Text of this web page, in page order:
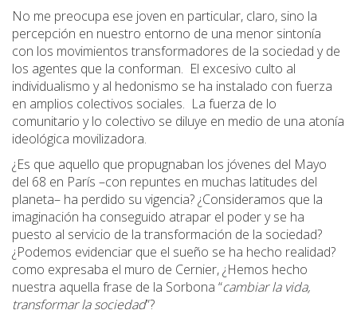
No me preocupa ese joven en particular, claro, sino la
percepción en nuestro entorno de una menor sintonía
con los movimientos transformadores de la sociedad y de
los agentes que la conforman. El excesivo culto al
individualismo y al hedonismo se ha instalado con fuerza
en amplios colectivos sociales. La fuerza de lo
comunitario y lo colectivo se diluye en medio de una atonía
ideológica movilizadora.
¿Es que aquello que propugnaban los jóvenes del Mayo
del 68 en París –con repuntes en muchas latitudes del
planeta– ha perdido su vigencia? ¿Consideramos que la
imaginación ha conseguido atrapar el poder y se ha
puesto al servicio de la transformación de la sociedad?
¿Podemos evidenciar que el sueño se ha hecho realidad?
como expresaba el muro de Cernier, ¿Hemos hecho
nuestra aquella frase de la Sorbona “cambiar la vida,
transformar la sociedad”?